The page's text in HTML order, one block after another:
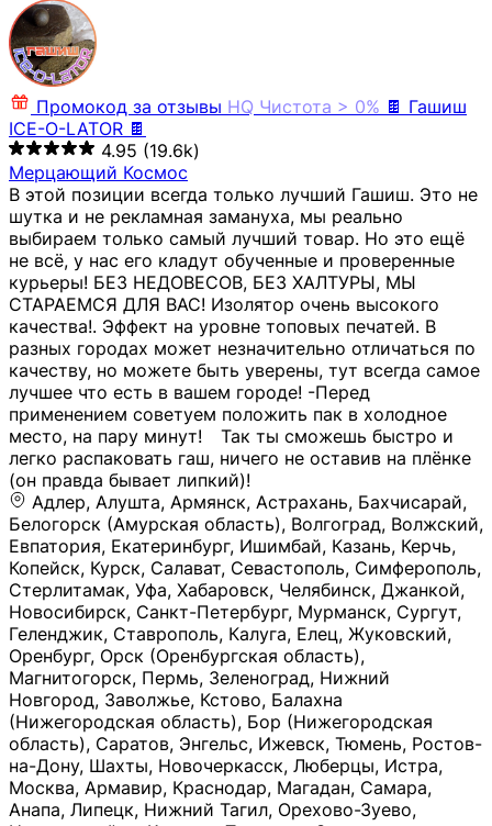
Промокод за отзывы HQ Чистота > 0% 🍫 Гашиш
ICE-O-LATOR 🍫
4.95 (19.6k)
Мерцающий Космос
В этой позиции всегда только лучший Гашиш. Это не
шутка и не рекламная замануха, мы реально
выбираем только самый лучший товар. Но это ещё
не всё, у нас его кладут обученные и проверенные
курьеры! БЕЗ НЕДОВЕСОВ, БЕЗ ХАЛТУРЫ, МЫ
СТАРАЕМСЯ ДЛЯ ВАС! Изолятор очень высокого
качества!. Эффект на уровне топовых печатей. В
разных городах может незначительно отличаться по
качеству, но можете быть уверены, тут всегда самое
лучшее что есть в вашем городе! -Перед
применением советуем положить пак в холодное
место, на пару минут!⠀ Так ты сможешь быстро и
легко распаковать гаш, ничего не оставив на плёнке
(он правда бывает липкий)!
Адлер, Алушта, Армянск, Астрахань, Бахчисарай,
Белогорск (Амурская область), Волгоград, Волжский,
Евпатория, Екатеринбург, Ишимбай, Казань, Керчь,
Копейск, Курск, Салават, Севастополь, Симферополь,
Стерлитамак, Уфа, Хабаровск, Челябинск, Джанкой,
Новосибирск, Санкт-Петербург, Мурманск, Сургут,
Геленджик, Ставрополь, Калуга, Елец, Жуковский,
Оренбург, Орск (Оренбургская область),
Магнитогорск, Пермь, Зеленоград, Нижний
Новгород, Заволжье, Кстово, Балахна
(Нижегородская область), Бор (Нижегородская
область), Саратов, Энгельс, Ижевск, Тюмень, Ростов-
на-Дону, Шахты, Новочеркасск, Люберцы, Истра,
Москва, Армавир, Краснодар, Магадан, Самара,
Анапа, Липецк, Нижний Тагил, Орехово-Зуево,